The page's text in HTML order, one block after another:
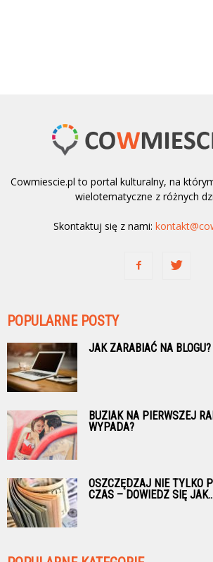
Cowmiescie.pl to portal kulturalny, na
wielotematyczne z różnych
Skontaktuj się z nami:
POPULARNE POSTY
JAK ZARABIAĆ NA BLOGU?
BUZIAK NA PIERWSZEJ
WYPADA?
OSZCZĘDZAJ NIE TYLKO
CZAS – DOWIEDZ SIĘ